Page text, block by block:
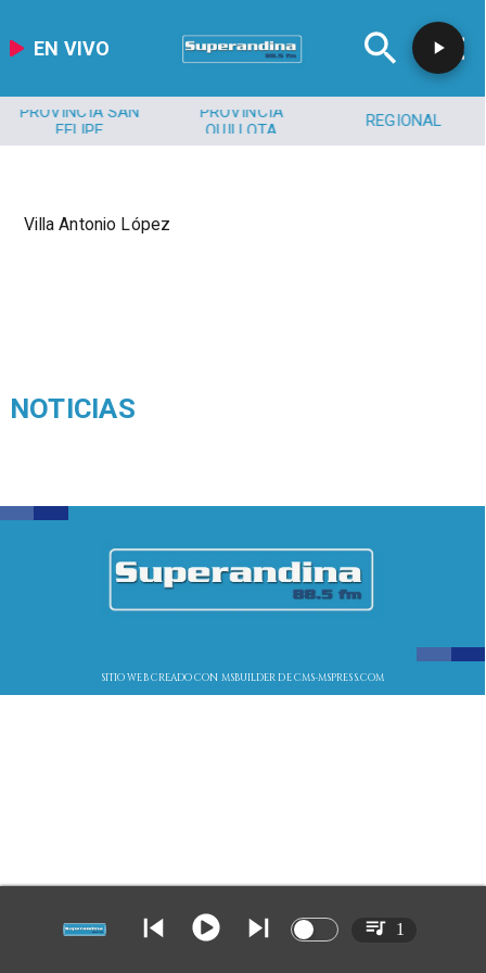
EN VIVO
PROVINCIA SAN
FELIPE
PROVINCIA
QUILLOTA
REGIONAL
Villa Antonio López
NOTICIAS
SITIO WEB CREADO CON MSBUILDER DE CMS-MSPRESS.COM
1